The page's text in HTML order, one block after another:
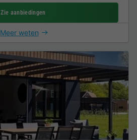
Zie aanbiedingen
Meer weten